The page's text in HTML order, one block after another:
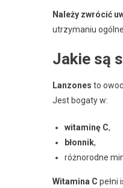
Należy zwrócić
utrzymaniu
Jakie są
Lanzones to
Jest bogaty w:
witaminę C,
błonnik,
różnorodne
Witamina C pełni